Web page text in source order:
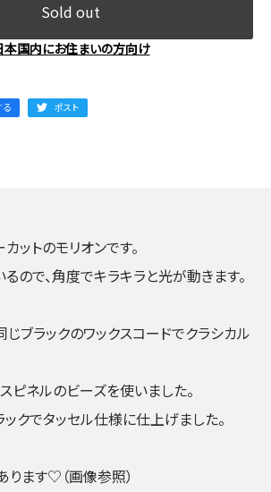
Sold out
本国内にお住まいの方向け
る ポスト
ットのモリオンです。
ので、角度でキラキラと光が動きます。
ブラックのワックスコードでクラシカル
ピネルのビーズを使いました。
クでタッセル仕様に仕上げました。
ます♡（画像参照）